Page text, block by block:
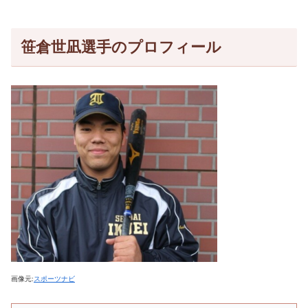
笹倉世凪選手のプロフィール
画像元:スポーツナビ